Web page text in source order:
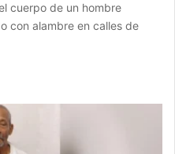
cuerpo de un hombre
con alambre en calles de